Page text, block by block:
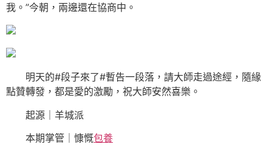
我。”今朝，兩邊還在協商中。
明天的#段子來了#暫告一段落，請大師走過途經，隨緣
點贊轉發，都是愛的激勵，祝大師安然喜樂。
起源｜羊城派
本期掌管｜慷慨包養